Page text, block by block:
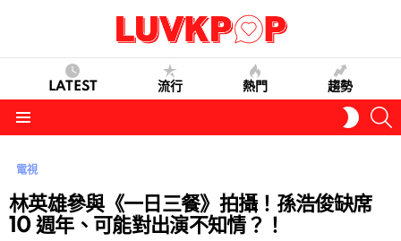
LATEST 流行 熱門 趨勢
SKIN
電視
林英雄參與《一日三餐》拍攝！孫浩俊缺席
10 週年、可能對出演不知情？！